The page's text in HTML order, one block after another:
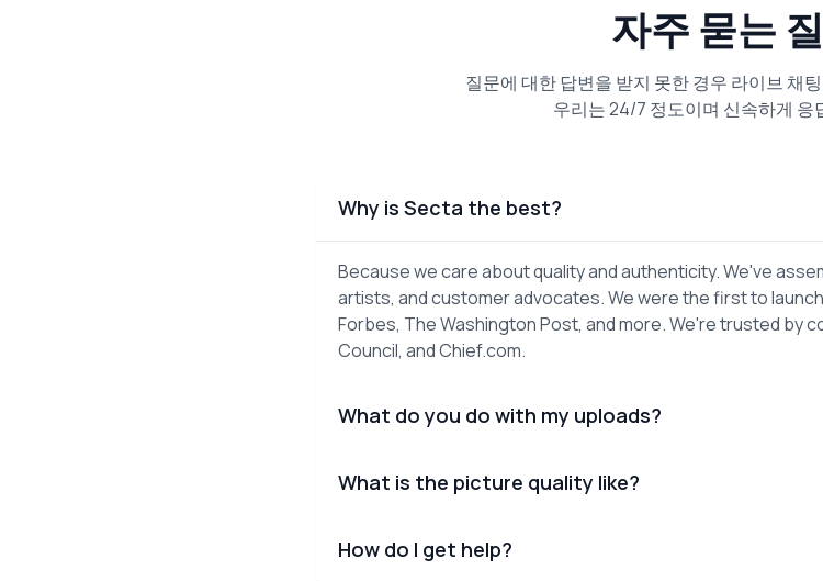
자주 묻는
질문에 대한 답변을 받지 못한 경우 라이브 채
우리는 24/7 정도이며 신속하게 응
Why is Secta the best?
Because we care about quality and authenticity. We've
artists, and customer advocates. We were the first to
Forbes, The Washington Post, and more. We're trusted by
Council, and Chief.com.
What do you do with my uploads?
What is the picture quality like?
How do I get help?